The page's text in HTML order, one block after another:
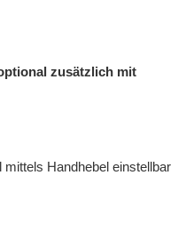
zusätzlich mit
Handhebel einstellbar